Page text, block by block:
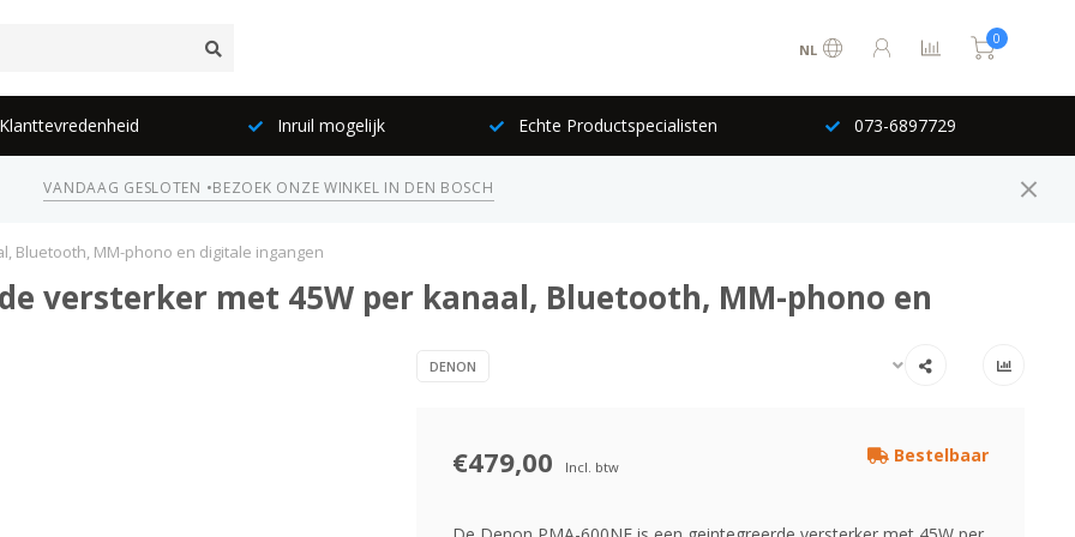
NL
0
Inruil mogelijk Echte Productspecialisten 073-6897729
VANDAAG GESLOTEN •BEZOEK ONZE WINKEL IN DEN BOSCH
Bluetooth, MM-phono en digitale ingangen
versterker met 45W per kanaal, Bluetooth, MM-phono en
DENON
€479,00 Incl. btw
Bestelbaar